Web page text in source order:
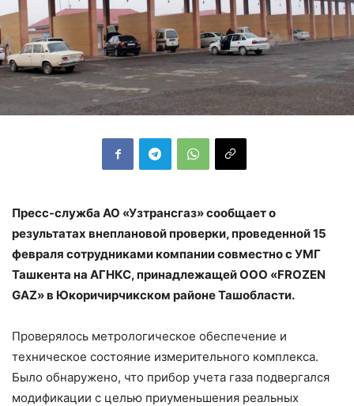
Пресс-служба АО «Узтрансгаз» сообщает о
результатах внеплановой проверки, проведенной 15
февраля сотрудниками компании совместно с УМГ
Ташкента на АГНКС, принадлежащей ООО «FROZEN
GAZ» в Юкоричирчикском районе Ташобласти.
Проверялось метрологическое обеспечение и
техническое состояние измерительного комплекса.
Было обнаружено, что прибор учета газа подвергался
модификации с целью приуменьшения реальных